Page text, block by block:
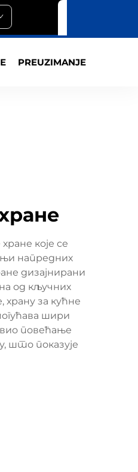
PREUZIMANJE
које се
напредних
дизајнирани
од кључних
за кућне
шири
повећање
што показује